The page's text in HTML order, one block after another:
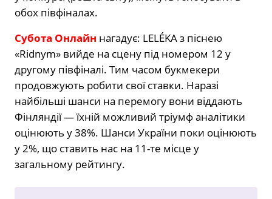
обох півфіналах.
Субота Онлайн нагадує: LELÉKA з піснею
«Ridnym» вийде на сцену під номером 12 у
другому півфіналі. Тим часом букмекери
продовжують робити свої ставки. Наразі
найбільші шанси на перемогу вони віддають
Фінляндії — їхній можливий тріумф аналітики
оцінюють у 38%. Шанси України поки оцінюють
у 2%, що ставить нас на 11-те місце у
загальному рейтингу.